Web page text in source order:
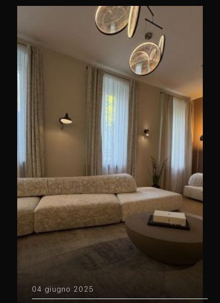
04 giugno 2025